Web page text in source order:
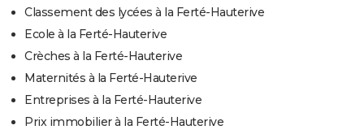
Classement des lycées à la Ferté-Hauterive
Ecole à la Ferté-Hauterive
Crèches à la Ferté-Hauterive
Maternités à la Ferté-Hauterive
Entreprises à la Ferté-Hauterive
Prix immobilier à la Ferté-Hauterive